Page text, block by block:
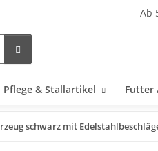
Ab
Pflege & Stallartikel Futter
schwarz mit